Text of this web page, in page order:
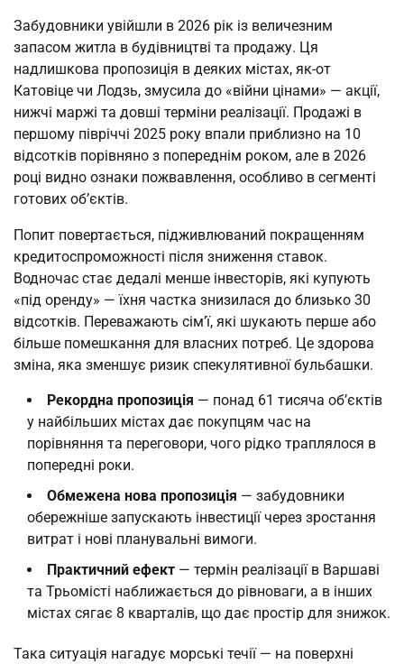
Забудовники увійшли в 2026 рік із величезним
запасом житла в будівництві та продажу. Ця
надлишкова пропозиція в деяких містах, як-от
Катовіце чи Лодзь, змусила до «війни цінами» — акції,
нижчі маржі та довші терміни реалізації. Продажі в
першому півріччі 2025 року впали приблизно на 10
відсотків порівняно з попереднім роком, але в 2026
році видно ознаки пожвавлення, особливо в сегменті
готових об’єктів.
Попит повертається, підживлюваний покращенням
кредитоспроможності після зниження ставок.
Водночас стає дедалі менше інвесторів, які купують
«під оренду» — їхня частка знизилася до близько 30
відсотків. Переважають сім’ї, які шукають перше або
більше помешкання для власних потреб. Це здорова
зміна, яка зменшує ризик спекулятивної бульбашки.
Рекордна пропозиція — понад 61 тисяча об’єктів
у найбільших містах дає покупцям час на
порівняння та переговори, чого рідко траплялося в
попередні роки.
Обмежена нова пропозиція — забудовники
обережніше запускають інвестиції через зростання
витрат і нові планувальні вимоги.
Практичний ефект — термін реалізації в Варшаві
та Трьомісті наближається до рівноваги, а в інших
містах сягає 8 кварталів, що дає простір для знижок.
Така ситуація нагадує морські течії — на поверхні